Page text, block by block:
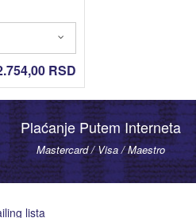
RSD
Plaćanje Putem Interneta
Mastercard / Visa / Maestro
lista